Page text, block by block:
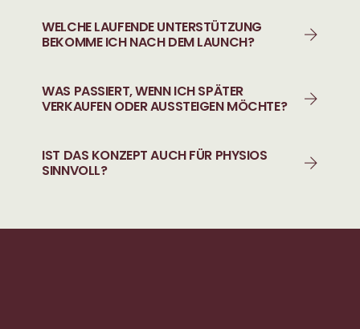
WELCHE LAUFENDE UNTERSTÜTZUNG
BEKOMME ICH NACH DEM LAUNCH?
WAS PASSIERT, WENN ICH SPÄTER
VERKAUFEN ODER AUSSTEIGEN MÖCHTE?
IST DAS KONZEPT AUCH FÜR PHYSIOS
SINNVOLL?